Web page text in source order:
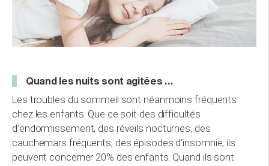
Quand les nuits sont agitées …
Les troubles du sommeil sont néanmoins fréquents
chez les enfants. Que ce soit des difficultés
d’endormissement, des réveils nocturnes, des
cauchemars fréquents, des épisodes d’insomnie, ils
peuvent concerner 20% des enfants. Quand ils sont